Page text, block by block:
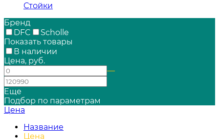
Стойки
Бренд
DFC
Scholle
Показать товары
В наличии
Цена, руб.
—
Еще
Подбор по параметрам
Цена
Название
Цена